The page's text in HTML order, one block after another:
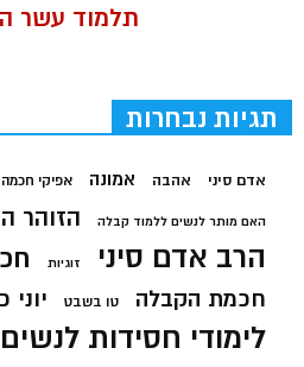
תלמוד עשר
תגיות נבחרות
אדם סיני אהבה אמונה אפיקי חכמה
האם מותר לנשים ללמוד קבלה הזוהר
הרב אדם סיני זוגיות
חכמת הקבלה טו בשבט יוני
לימודי חסידות לנשים